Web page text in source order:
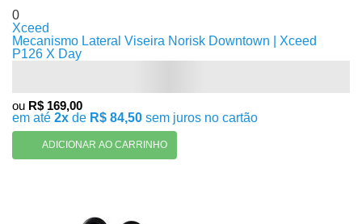
0
Xceed
Mecanismo Lateral Viseira Norisk Downtown | Xceed
P126 X Day
ou R$ 169,00
em até 2x de R$ 84,50 sem juros no cartão
ADICIONAR AO CARRINHO